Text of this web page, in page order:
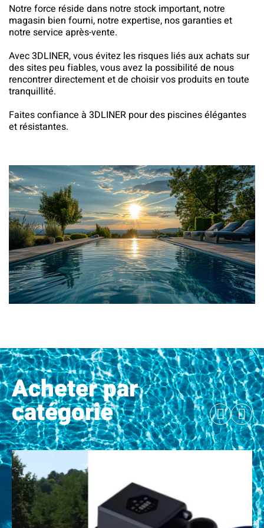
Notre force réside dans notre stock important, notre
magasin bien fourni, notre expertise, nos garanties et
notre service après-vente.
Avec 3DLINER, vous évitez les risques liés aux achats sur
des sites peu fiables, vous avez la possibilité de nous
rencontrer directement et de choisir vos produits en toute
tranquillité.
Faites confiance à 3DLINER pour des piscines élégantes
et résistantes.
Acheter par
catégorie